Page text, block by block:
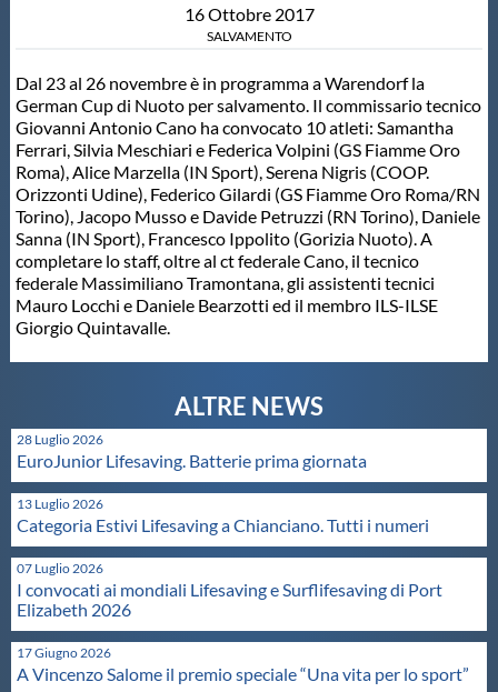
Fondo
Salvamento
Master
Formazione
Scuole Nuoto
Propaganda
Centri Federali
Area Legislativa
16Ottobre 2017
SALVAMENTO
Dal 23 al 26 novembre è in programma a Warendorf la
German Cup di Nuoto per salvamento. Il commissario tecnico
Giovanni Antonio Cano ha convocato 10 atleti: Samantha
Ferrari, Silvia Meschiari e Federica Volpini (GS Fiamme Oro
Roma), Alice Marzella (IN Sport), Serena Nigris (COOP.
Orizzonti Udine), Federico Gilardi (GS Fiamme Oro Roma/RN
Torino), Jacopo Musso e Davide Petruzzi (RN Torino), Daniele
Sanna (IN Sport), Francesco Ippolito (Gorizia Nuoto). A
completare lo staff, oltre al ct federale Cano, il tecnico
federale Massimiliano Tramontana, gli assistenti tecnici
Mauro Locchi e Daniele Bearzotti ed il membro ILS-ILSE
Giorgio Quintavalle.
28 Luglio 2026
EuroJunior Lifesaving. Batterie prima giornata
13 Luglio 2026
Categoria Estivi Lifesaving a Chianciano. Tutti i numeri
07 Luglio 2026
I convocati ai mondiali Lifesaving e Surflifesaving di Port
Elizabeth 2026
17 Giugno 2026
A Vincenzo Salome il premio speciale “Una vita per lo sport”